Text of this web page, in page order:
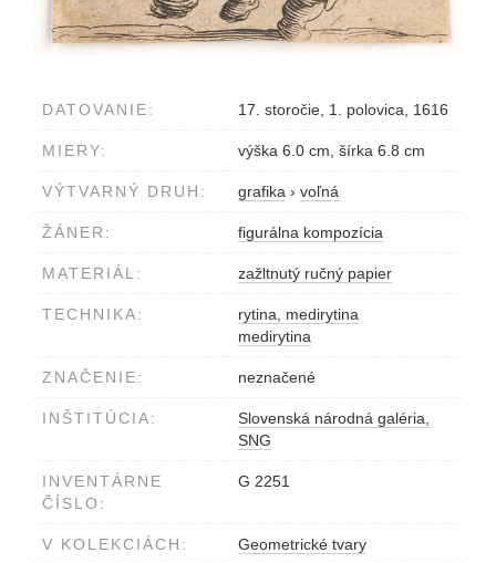
DATOVANIE: 17. storočie, 1. polovica, 1616
MIERY: výška 6.0 cm, šírka 6.8 cm
VÝTVARNÝ DRUH: grafika › voľná
ŽÁNER: figurálna kompozícia
MATERIÁL: zažltnutý ručný papier
TECHNIKA:
rytina, medirytina
medirytina
ZNAČENIE: neznačené
INŠTITÚCIA:
Slovenská národná galéria,
SNG
INVENTÁRNE
ČÍSLO:
G 2251
V KOLEKCIÁCH: Geometrické tvary